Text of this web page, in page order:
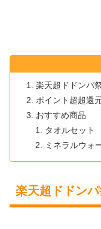
楽天超ドドンパ
ポイント超超還
おすすめ商品
タオルセット
ミネラルウォ
楽天超ドドン